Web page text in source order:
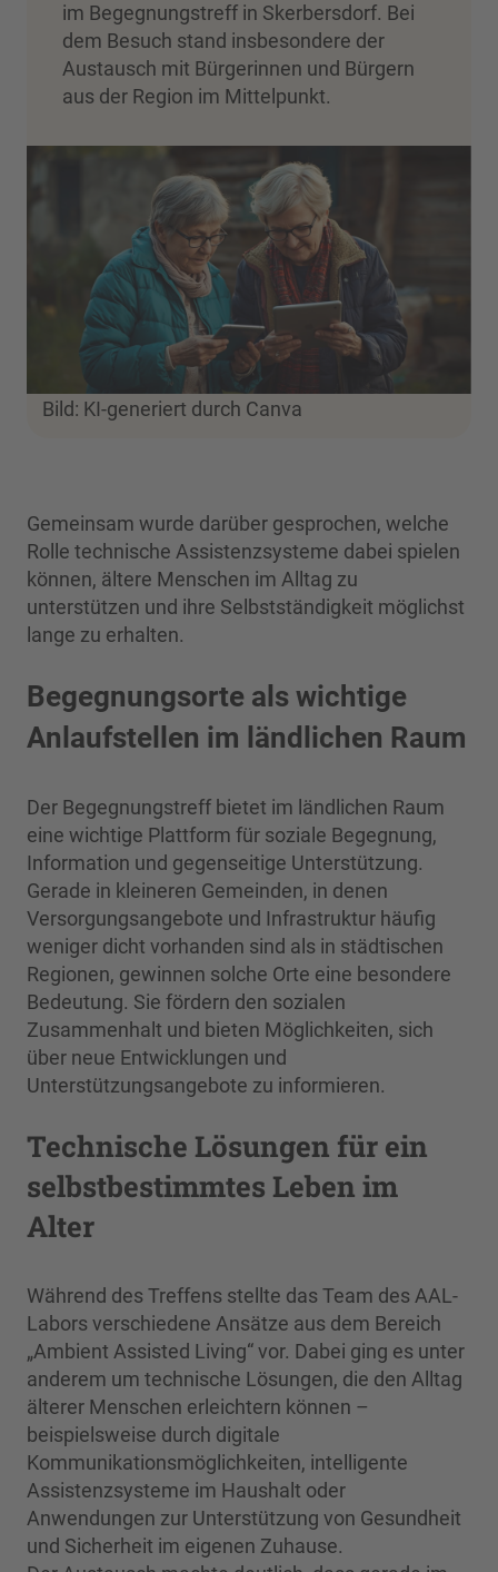
im Begegnungstreff in Skerbersdorf. Bei
dem Besuch stand insbesondere der
Austausch mit Bürgerinnen und Bürgern
aus der Region im Mittelpunkt.
Bild: KI-generiert durch Canva
Gemeinsam wurde darüber gesprochen, welche
Rolle technische Assistenzsysteme dabei spielen
können, ältere Menschen im Alltag zu
unterstützen und ihre Selbstständigkeit möglichst
lange zu erhalten.
Begegnungsorte als wichtige
Anlaufstellen im ländlichen Raum
Der Begegnungstreff bietet im ländlichen Raum
eine wichtige Plattform für soziale Begegnung,
Information und gegenseitige Unterstützung.
Gerade in kleineren Gemeinden, in denen
Versorgungsangebote und Infrastruktur häufig
weniger dicht vorhanden sind als in städtischen
Regionen, gewinnen solche Orte eine besondere
Bedeutung. Sie fördern den sozialen
Zusammenhalt und bieten Möglichkeiten, sich
über neue Entwicklungen und
Unterstützungsangebote zu informieren.
Technische Lösungen für ein
selbstbestimmtes Leben im
Alter
Während des Treffens stellte das Team des AAL-
Labors verschiedene Ansätze aus dem Bereich
„Ambient Assisted Living“ vor. Dabei ging es unter
anderem um technische Lösungen, die den Alltag
älterer Menschen erleichtern können –
beispielsweise durch digitale
Kommunikationsmöglichkeiten, intelligente
Assistenzsysteme im Haushalt oder
Anwendungen zur Unterstützung von Gesundheit
und Sicherheit im eigenen Zuhause.